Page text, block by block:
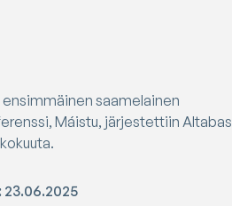
saamelainen
Máistu, järjestettiin